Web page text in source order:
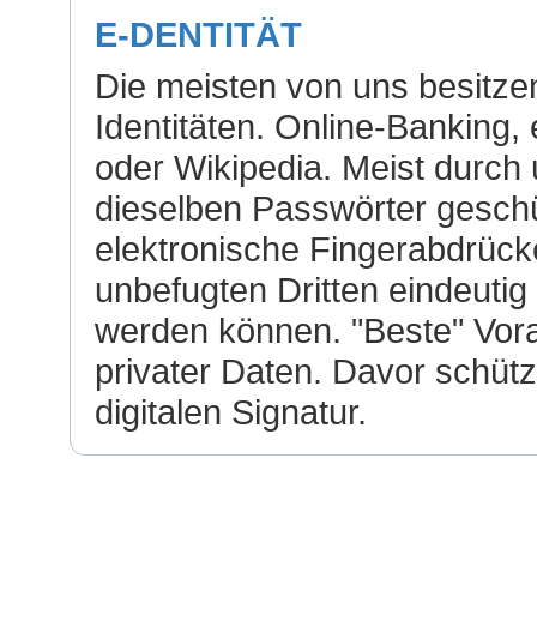
E-DENTITÄT
Die meisten von uns
Identitäten. Online-
oder Wikipedia. Meist
dieselben Passwörter
elektronische
unbefugten Dritten
werden können. "Beste"
privater Daten. Davor
digitalen Signatur.